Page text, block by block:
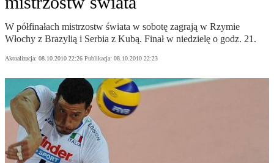
W półfinałach mistrzostw świata w sobotę zagrają w Rzymie
Włochy z Brazylią i Serbia z Kubą. Finał w niedzielę o godz. 21.
Aktualizacja: 08.10.2010 22:26 Publikacja: 08.10.2010 22:23